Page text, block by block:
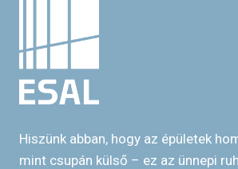
Hiszünk abban, hogy az épületek
mint csupán külső – ez az ünnepi